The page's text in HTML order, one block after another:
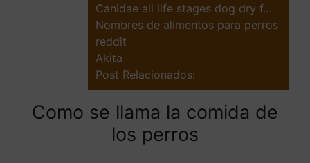
Canidae all life stages dog dry f…
Nombres de alimentos para perros
reddit
Akita
Post Relacionados:
Como se llama la comida de
los perros